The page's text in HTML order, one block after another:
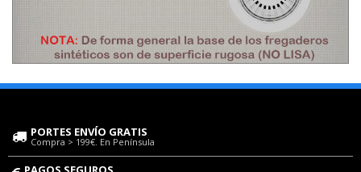
PORTES ENVÍO GRATIS
Compra > 199€. En Península